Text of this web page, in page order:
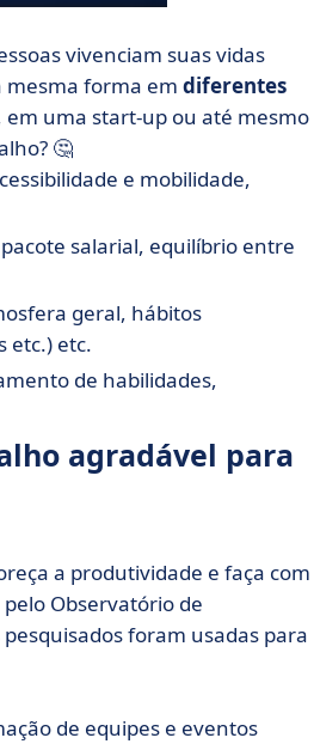
vivenciam suas vidas
mesma forma em diferentes
em uma start-up ou até mesmo
🤔
e mobilidade,
salarial, equilíbrio entre
geral, hábitos
etc.) etc.
de habilidades,
agradável para
a produtividade e faça com
Observatório de
foram usadas para
de equipes e eventos